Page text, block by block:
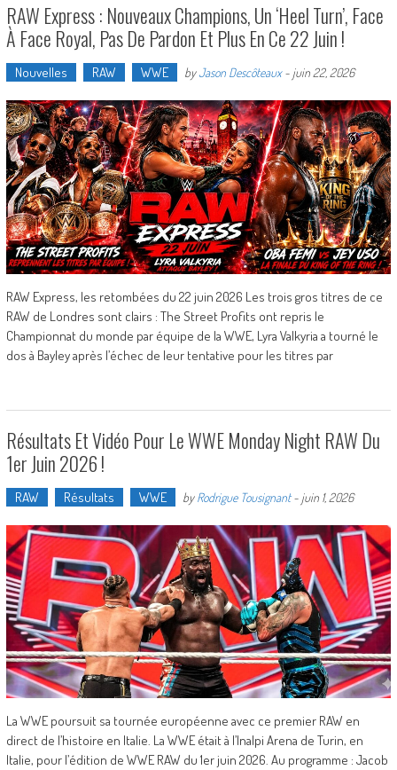
RAW Express : Nouveaux Champions, Un ‘Heel Turn’, Face
À Face Royal, Pas De Pardon Et Plus En Ce 22 Juin !
Nouvelles RAW WWE byJason Descôteaux- juin 22, 2026
RAW Express, les retombées du 22 juin 2026 Les trois gros titres de ce
RAW de Londres sont clairs : The Street Profits ont repris le
Championnat du monde par équipe de la WWE, Lyra Valkyria a tourné le
dos à Bayley après l’échec de leur tentative pour les titres par
Résultats Et Vidéo Pour Le WWE Monday Night RAW Du
1er Juin 2026 !
RAW Résultats WWE byRodrigue Tousignant- juin 1, 2026
La WWE poursuit sa tournée européenne avec ce premier RAW en
direct de l’histoire en Italie. La WWE était à l’Inalpi Arena de Turin, en
Italie, pour l’édition de WWE RAW du 1er juin 2026. Au programme : Jacob